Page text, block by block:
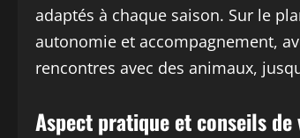
adaptés à chaque saison. Sur le
autonomie et accompagnement,
rencontres avec des animaux,
Aspect pratique et conseils de